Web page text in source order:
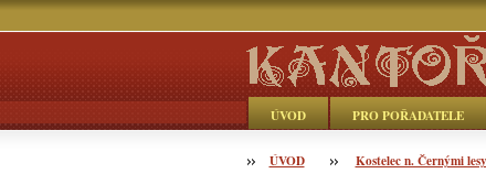
ÚVOD PRO POŘADATELE
Objednávka
ÚVOD Kostelec n. Černými